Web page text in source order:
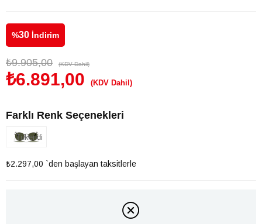
%30 İndirim
₺9.905,00 (KDV Dahil)
₺6.891,00 (KDV Dahil)
Farklı Renk Seçenekleri
Tükendi
₺2.297,00 `den başlayan taksitlerle